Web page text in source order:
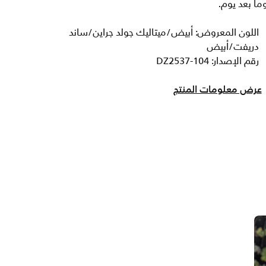
بعد يوم.
اللون المعروض: أبيض/ميتاليك جولد جراين/ساند
دريفت/أبيض
رقم الإصدار: DZ2537-104
عرض معلومات المنتج